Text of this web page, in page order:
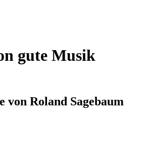
gute Musik
von Roland Sagebaum